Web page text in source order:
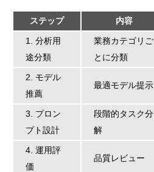
ステップ 内容
1. 分析用
途分類
業務カテゴリご
とに分類
2. モデル
推薦
最適モデル提示
3. プロン
プト設計
段階的タスク分
解
4. 運用評
価
品質レビュー